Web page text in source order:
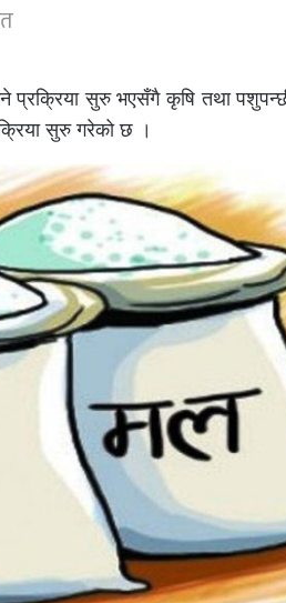
प्रक्रिया सुरु भएसँगै कृषि तथा
सुरु गरेको छ ।